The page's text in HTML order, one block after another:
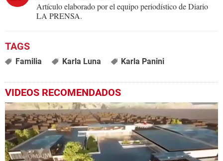
Artículo elaborado por el equipo periodístico de Diario
LA PRENSA.
Familia Karla Luna Karla Panini
VIDEOS RECOMENDADOS